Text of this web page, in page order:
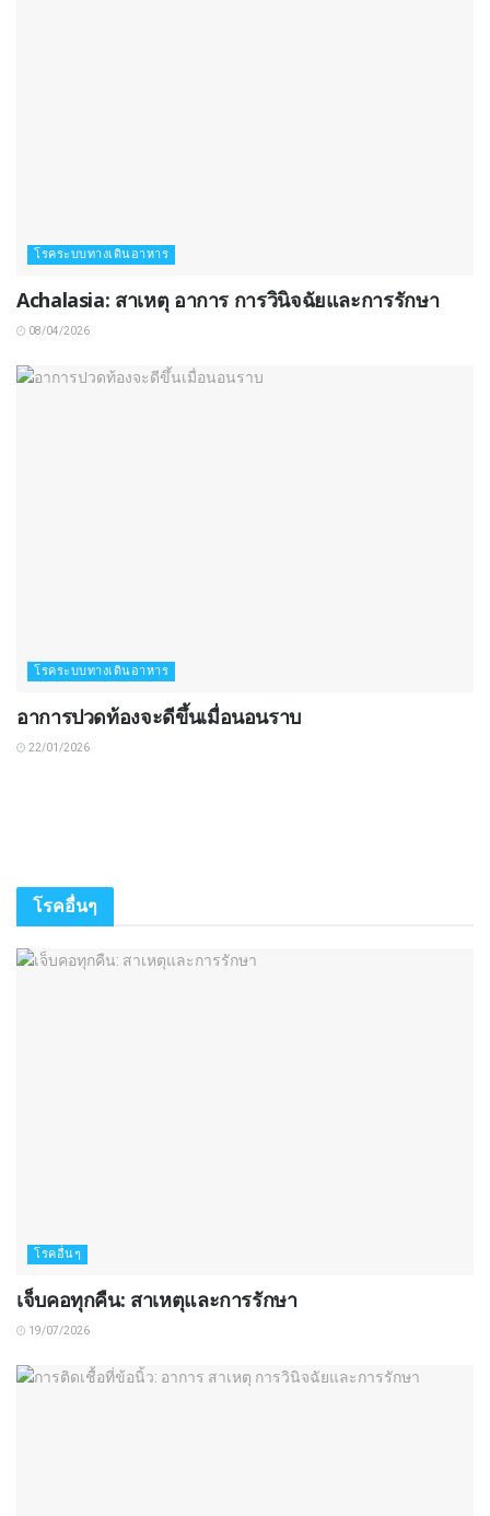
โรคระบบทางเดินอาหาร
Achalasia: สาเหตุ อาการ การวินิจฉัยและการรักษา
08/04/2026
โรคระบบทางเดินอาหาร
อาการปวดท้องจะดีขึ้นเมื่อนอนราบ
22/01/2026
โรคอื่นๆ
โรคอื่นๆ
เจ็บคอทุกคืน: สาเหตุและการรักษา
19/07/2026